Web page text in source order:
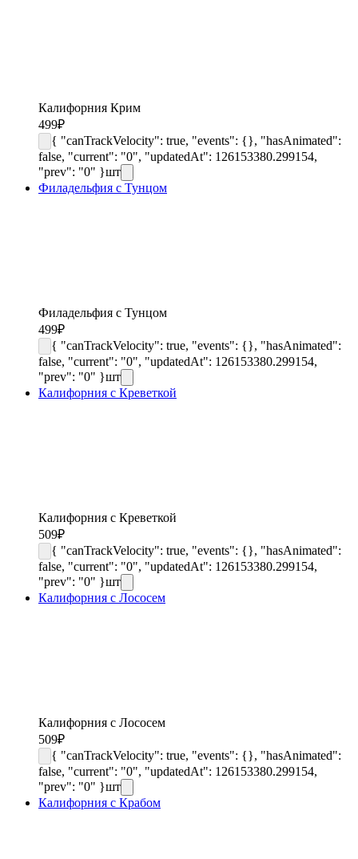
Калифорния Крим
499₽
{ "canTrackVelocity": true, "events": {}, "hasAnimated":
false, "current": "0", "updatedAt": 126153380.299154,
"prev": "0" }шт
Филадельфия с Тунцом
Филадельфия с Тунцом
499₽
{ "canTrackVelocity": true, "events": {}, "hasAnimated":
false, "current": "0", "updatedAt": 126153380.299154,
"prev": "0" }шт
Калифорния с Креветкой
Калифорния с Креветкой
509₽
{ "canTrackVelocity": true, "events": {}, "hasAnimated":
false, "current": "0", "updatedAt": 126153380.299154,
"prev": "0" }шт
Калифорния с Лососем
Калифорния с Лососем
509₽
{ "canTrackVelocity": true, "events": {}, "hasAnimated":
false, "current": "0", "updatedAt": 126153380.299154,
"prev": "0" }шт
Калифорния с Крабом